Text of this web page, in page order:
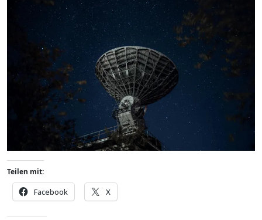
Teilen mit:
Facebook X